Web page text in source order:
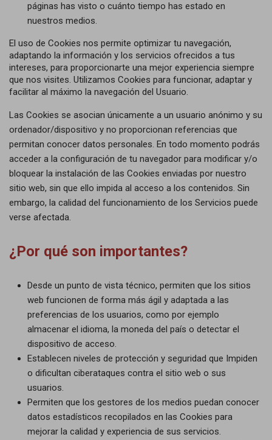
páginas has visto o cuánto tiempo has estado en
nuestros medios.
El uso de Cookies nos permite optimizar tu navegación,
adaptando la información y los servicios ofrecidos a tus
intereses, para proporcionarte una mejor experiencia siempre
que nos visites. Utilizamos Cookies para funcionar, adaptar y
facilitar al máximo la navegación del Usuario.
Las Cookies se asocian únicamente a un usuario anónimo y su
ordenador/dispositivo y no proporcionan referencias que
permitan conocer datos personales. En todo momento podrás
acceder a la configuración de tu navegador para modificar y/o
bloquear la instalación de las Cookies enviadas por nuestro
sitio web, sin que ello impida al acceso a los contenidos. Sin
embargo, la calidad del funcionamiento de los Servicios puede
verse afectada.
¿Por qué son importantes?
Desde un punto de vista técnico, permiten que los sitios
web funcionen de forma más ágil y adaptada a las
preferencias de los usuarios, como por ejemplo
almacenar el idioma, la moneda del país o detectar el
dispositivo de acceso.
Establecen niveles de protección y seguridad que Impiden
o dificultan ciberataques contra el sitio web o sus
usuarios.
Permiten que los gestores de los medios puedan conocer
datos estadísticos recopilados en las Cookies para
mejorar la calidad y experiencia de sus servicios.